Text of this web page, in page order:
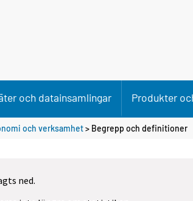
och datainsamlingar Produkter
och verksamhet> Begrepp och definitioner
ned.